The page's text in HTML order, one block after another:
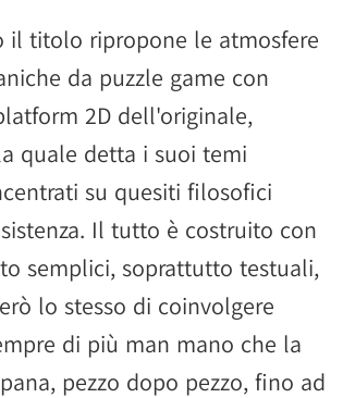
il titolo ripropone le atmosfere
da puzzle game con
2D dell'originale,
quale detta i suoi temi
su quesiti filosofici
Il tutto è costruito con
semplici, soprattutto testuali,
lo stesso di coinvolgere
di più man mano che la
pezzo dopo pezzo, fino ad